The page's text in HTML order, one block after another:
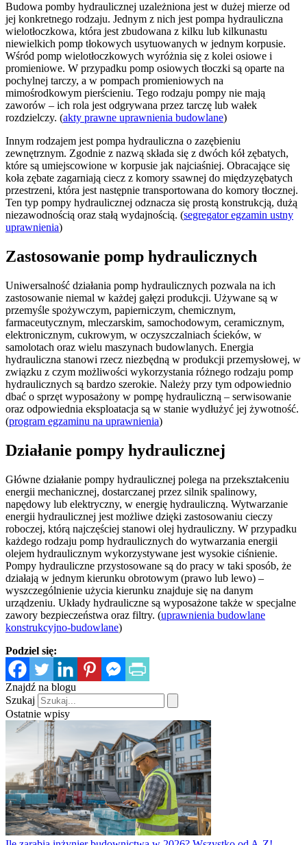
Budowa pomby hydraulicznej uzależniona jest w dużej mierze od
jej konkretnego rodzaju. Jednym z nich jest pompa hydrauliczna
wielotłoczkowa, która jest zbudowana z kilku lub kilkunastu
niewielkich pomp tłokowych usytuowanych w jednym korpusie.
Wśród pomp wielotłoczkowych wyróżnia się z kolei osiowe i
promieniowe. W przypadku pomp osiowych tłoczki są oparte na
pochylnej tarczy, a w pompach promieniowych na
mimośrodkowym pierścieniu. Tego rodzaju pompy nie mają
zaworów – ich rola jest odgrywana przez tarczę lub wałek
rozdzielczy. (akty prawne uprawnienia budowlane)
Innym rodzajem jest pompa hydrauliczna o zazębieniu
zewnętrznym. Zgodnie z nazwą składa się z dwóch kół zębatych,
które są umiejscowione w korpusie jak najciaśniej. Obracające się
koła zębate zagarniają ciecz z komory ssawnej do międzyzębatych
przestrzeni, która jest następnie transportowana do komory tłocznej.
Ten typ pompy hydraulicznej odznacza się prostą konstrukcją, dużą
niezawodnością oraz stałą wydajnością. (segregator egzamin ustny
uprawnienia)
Zastosowanie pomp hydraulicznych
Uniwersalność działania pomp hydraulicznych pozwala na ich
zastosowanie niemal w każdej gałęzi produkcji. Używane są w
przemyśle spożywczym, papierniczym, chemicznym,
farmaceutycznym, mleczarskim, samochodowym, ceramicznym,
elektronicznym, cukrowym, w oczyszczalniach ścieków, w
samolotach oraz wielu maszynach budowlanych. Energia
hydrauliczna stanowi rzecz niezbędną w produkcji przemysłowej, w
związku z czym możliwości wykorzystania różnego rodzaju pomp
hydraulicznych są bardzo szerokie. Należy przy tym odpowiednio
dbać o sprzęt wyposażony w pompę hydrauliczną – serwisowanie
oraz odpowiednia eksploatacja są w stanie wydłużyć jej żywotność.
(program egzaminu na uprawnienia)
Działanie pompy hydraulicznej
Główne działanie pompy hydraulicznej polega na przekształceniu
energii mechanicznej, dostarczanej przez silnik spalinowy,
napędowy lub elektryczny, w energię hydrauliczną. Wytwarzanie
energii hydraulicznej jest możliwe dzięki zastosowaniu cieczy
roboczej, którą najczęściej stanowi olej hydrauliczny. W przypadku
każdego rodzaju pomp hydraulicznych do wytwarzania energii
olejem hydraulicznym wykorzystywane jest wysokie ciśnienie.
Pompy hydrauliczne przystosowane są do pracy w taki sposób, że
działają w jednym kierunku obrotowym (prawo lub lewo) –
wyszczególnienie użycia kierunku znajduje się na danym
urządzeniu. Układy hydrauliczne są wyposażone także w specjalne
zawory bezpieczeństwa oraz filtry. (uprawnienia budowlane
konstrukcyjno-budowlane)
Podziel się:
Znajdź na blogu
Szukaj
Ostatnie wpisy